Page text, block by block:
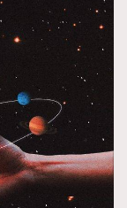
FigaroAesthetic